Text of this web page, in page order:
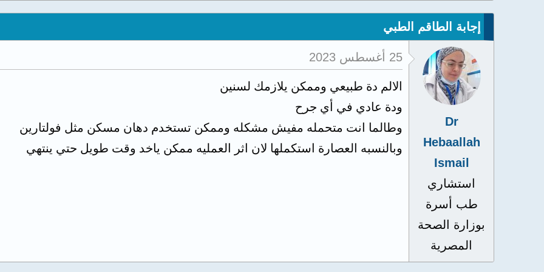
إجابة الطاقم الطبي
Dr
Hebaallah
Ismail
استشاري
طب أسرة
بوزارة الصحة
المصرية
25 أغسطس 2023
الالم دة طبيعي وممكن يلازمك لسنين
ودة عادي في أي جرح
وطالما انت متحمله مفيش مشكله وممكن تستخدم دهان مسكن مثل فولتارين
وبالنسبه العصارة استكملها لان اثر العمليه ممكن ياخد وقت طويل حتي ينتهي